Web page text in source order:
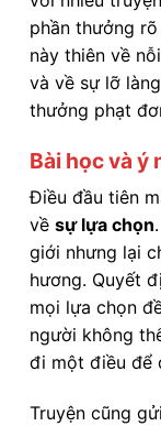
phần thưởng
này thiên về
và về sự lỡ
thưởng phạt
Bài học và ý
Điều đầu tiên
về sự lựa chọn
giới nhưng lại
hương. Quyết
mọi lựa chọn
người không
đi một điều để
Truyện cũng